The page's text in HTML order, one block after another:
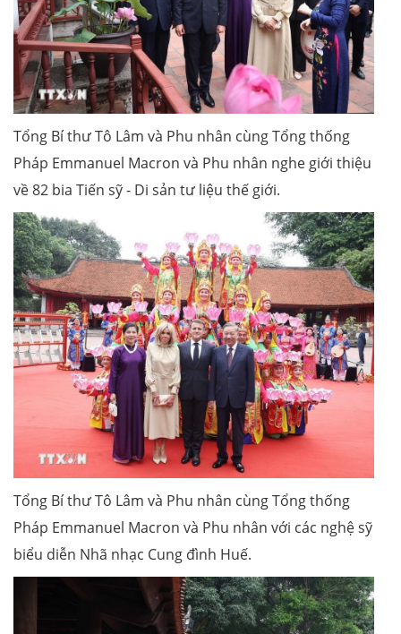
Tổng Bí thư Tô Lâm và Phu nhân cùng Tổng thống
Pháp Emmanuel Macron và Phu nhân nghe giới thiệu
về 82 bia Tiến sỹ - Di sản tư liệu thế giới.
Tổng Bí thư Tô Lâm và Phu nhân cùng Tổng thống
Pháp Emmanuel Macron và Phu nhân với các nghệ sỹ
biểu diễn Nhã nhạc Cung đình Huế.